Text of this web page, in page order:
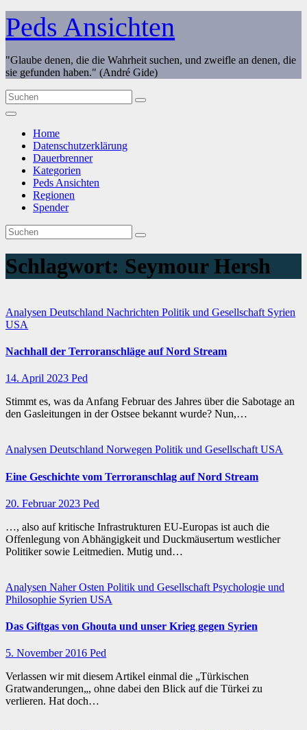
Zum
Inhalt
springen
Peds Ansichten
"Glaube denen, die die Wahrheit suchen, und zweifle an denen, die
sie gefunden haben." (André Gide)
Home
Datenschutzerklärung
Dauerbrenner
Kategorien
Peds Ansichten
Regionen
Spender
Schlagwort: Seymour Hersh
Analysen Deutschland Nachrichten Politik und Gesellschaft Syrien
USA
Nachhall der Terroranschläge auf Nord Stream
14. April 2023 Ped
Stimmt es, was da Anfang Februar des Jahres über die Sabotage an
den Gasleitungen in der Ostsee bekannt wurde? Nun,…
Analysen Deutschland Norwegen Politik und GesellschaftUSA
Eine Geschichte vom Terroranschlag auf Nord Stream
20. Februar 2023 Ped
…, also auf kritische Infrastrukturen EU-Europas ist auch die
Offenlegung von Abhängigkeit und Duckmäusertum westlicher
Politiker sowie Leitmedien. Mutig und…
Analysen Naher Osten Politik und Gesellschaft Psychologie und
Philosophie Syrien USA
Das Giftgas von Ghouta und unser Krieg gegen Syrien
5. November 2016 Ped
Verlassen wir mit diesem Artikel einmal die „Türkischen
Gratwanderungen„, ohne dabei den Blick auf die Türkei zu
verlieren. Hat doch…